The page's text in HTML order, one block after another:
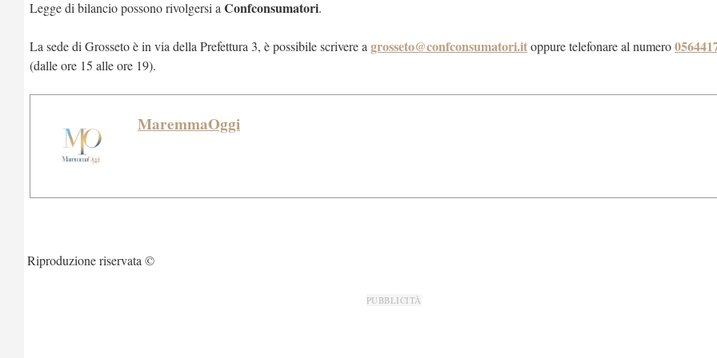
Legge di bilancio possono rivolgersi a Confconsumatori.
La sede di Grosseto è in via della Prefettura 3, è possibile scrivere a grosseto@confconsumatori.itoppure telefonare al numero
(dalle ore 15 alle ore 19).
MaremmaOggi
Riproduzione riservata ©
PUBBLICITÀ